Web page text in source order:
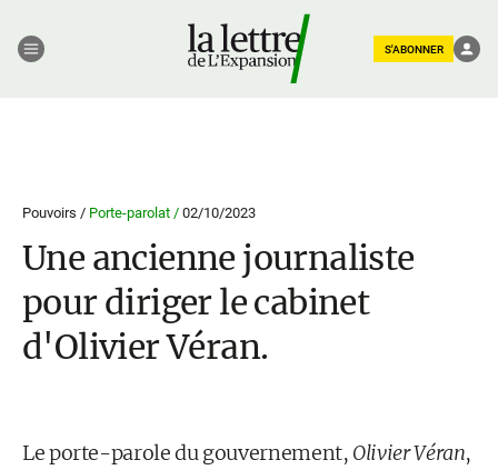
S'ABONNER
Pouvoirs / Porte-parolat / 02/10/2023
Une ancienne journaliste
pour diriger le cabinet
d'Olivier Véran.
Le porte-parole du gouvernement, Olivier Véran,